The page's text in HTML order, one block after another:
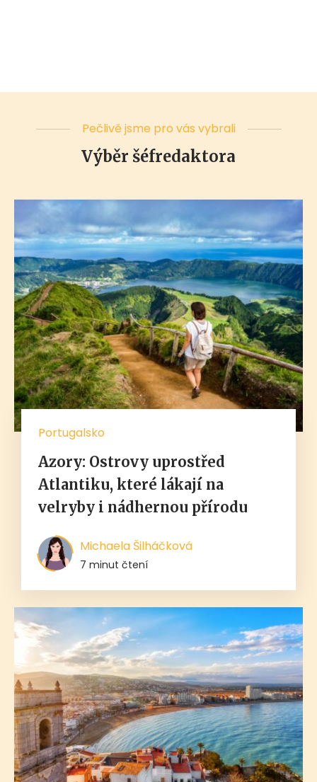
Pečlivě jsme pro vás vybrali
Výběr šéfredaktora
Portugalsko
Azory: Ostrovy uprostřed
Atlantiku, které lákají na
velryby i nádhernou přírodu
Michaela Šilháčková
7 minut čtení